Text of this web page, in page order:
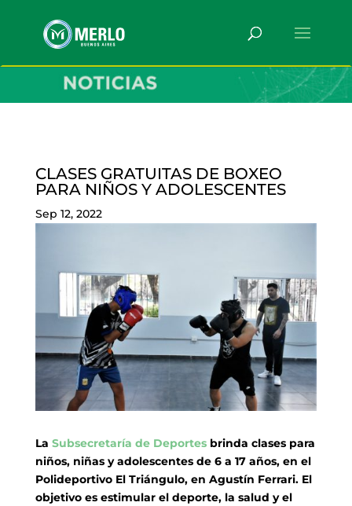
CLASES GRATUITAS DE BOXEO
PARA NIÑOS Y ADOLESCENTES
Sep 12, 2022
La Subsecretaría de Deportesbrinda clases para
niños, niñas y adolescentes de 6 a 17 años, en el
Polideportivo El Triángulo, en Agustín Ferrari. El
objetivo es estimular el deporte, la salud y el